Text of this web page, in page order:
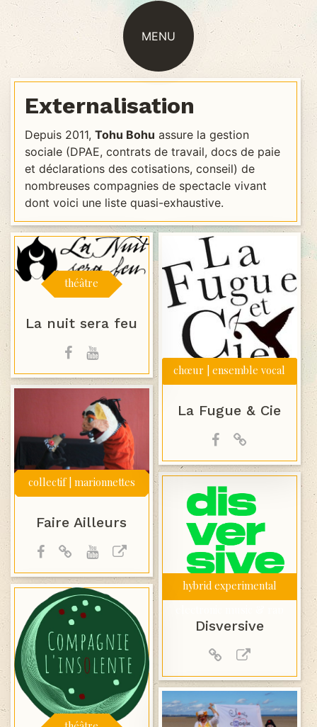
MENU
Externalisation
Depuis 2011, Tohu Bohu assure la gestion
sociale (DPAE, contrats de travail, docs de paie
et déclarations des cotisations, conseil) de
nombreuses compagnies de spectacle vivant
dont voici une liste quasi-exhaustive.
hybrid experimental
Disversive
collectif | marionnettes
Faire Ailleurs
chœur | ensemble vocal
La Fugue & Cie
théâtre
La nuit sera feu